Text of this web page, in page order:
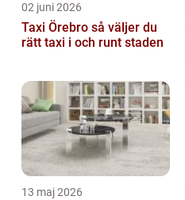
02 juni 2026
Taxi Örebro så väljer du
rätt taxi i och runt staden
13 maj 2026